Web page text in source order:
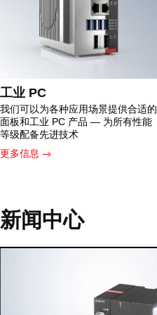
工业 PC
我们可以为各种应用场景提供合适的
面板和工业 PC 产品 — 为所有性能
等级配备先进技术
更多信息
新闻中心